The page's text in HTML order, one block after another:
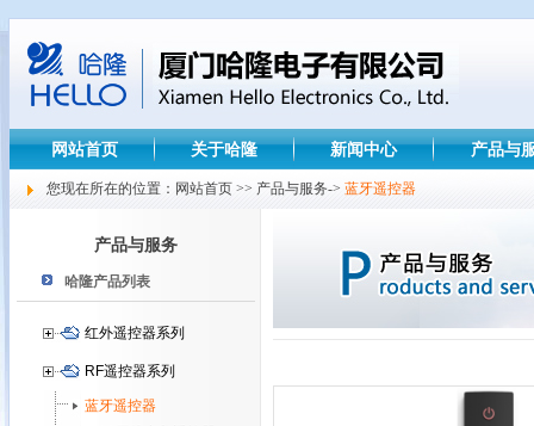
网站首页 关于哈隆 新闻中心 产品与
您现在所在的位置：网站首页 >> 产品与服务-> 蓝牙遥控器
产品与服务
哈隆产品列表
红外遥控器系列
RF遥控器系列
蓝牙遥控器